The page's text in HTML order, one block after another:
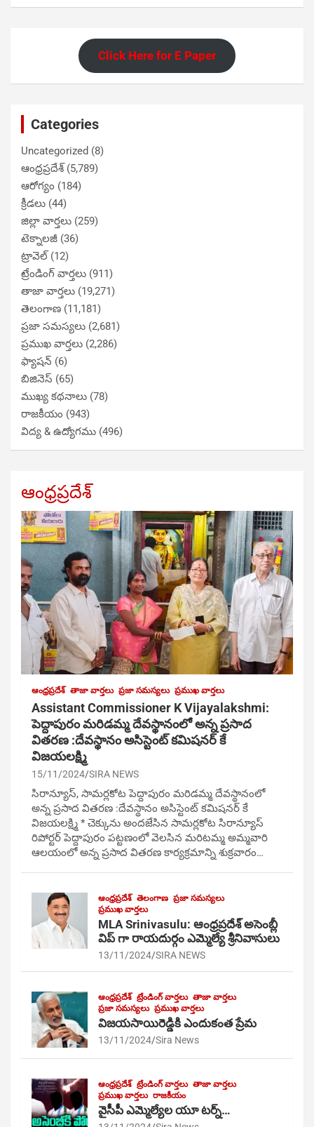
Click Here for E Paper
Categories
Uncategorized (8)
ఆంధ్రప్రదేశ్(5,789)
ఆరోగ్యం (184)
క్రీడలు (44)
జిల్లా వార్తలు (259)
టెక్నాలజీ (36)
ట్రావెల్(12)
ట్రేండింగ్ వార్తలు (911)
తాజా వార్తలు (19,271)
తెలంగాణ (11,181)
ప్రజా సమస్యలు (2,681)
ప్రముఖ వార్తలు (2,286)
ఫ్యాషన్ (6)
బిజినెస్ (65)
ముఖ్య కథనాలు (78)
రాజకీయం (943)
విద్య & ఉద్యోగము (496)
ఆంధ్రప్రదేశ్
ఆంధ్రప్రదేశ్ తాజా వార్తలు ప్రజా సమస్యలు ప్రముఖ వార్తలు
Assistant Commissioner K Vijayalakshmi:
పెద్దాపురం మరిడమ్మ దేవస్థానంలో అన్న ప్రసాద
వితరణ :దేవస్థానం అసిస్టెంట్ కమిషనర్ కే
విజయలక్ష్మి
15/11/2024 SIRA NEWS
సిరాన్యూస్, సామర్లకోట పెద్దాపురం మరిడమ్మ దేవస్థానంలో
అన్న ప్రసాద వితరణ :దేవస్థానం అసిస్టెంట్ కమిషనర్ కే
విజయలక్ష్మి * చెక్కును అందజేసిన సామర్లకోట సిరాన్యూస్
రిపోర్టర్ పెద్దాపురం పట్టణంలో వెలసిన మరిటమ్మ అమ్మవారి
ఆలయంలో అన్న ప్రసాద వితరణ కార్యక్రమాన్ని శుక్రవారం…
ఆంధ్రప్రదేశ్ తెలంగాణ ప్రజా సమస్యలు
ప్రముఖ వార్తలు
MLA Srinivasulu: ఆంధ్రప్రదేశ్ అసెంబ్లీ
విప్ గా రాయదుర్గం ఎమ్మెల్యే శ్రీనివాసులు
13/11/2024 SIRA NEWS
ఆంధ్రప్రదేశ్ ట్రేండింగ్ వార్తలు తాజా వార్తలు
ప్రజా సమస్యలు ప్రముఖ వార్తలు
విజయసాయిరెడ్డికి ఎందుకంత ప్రేమ
13/11/2024 Sira News
ఆంధ్రప్రదేశ్ ట్రేండింగ్ వార్తలు తాజా వార్తలు
ప్రముఖ వార్తలు రాజకీయం
వైసీపీ ఎమ్మెల్యేల యూ టర్న్…